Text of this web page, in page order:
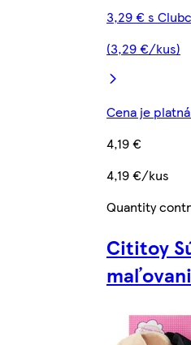
3,29 € s
(3,29 €/kus)
Cena je
4,19 €
4,19 €/kus
Quantity
Cititoy